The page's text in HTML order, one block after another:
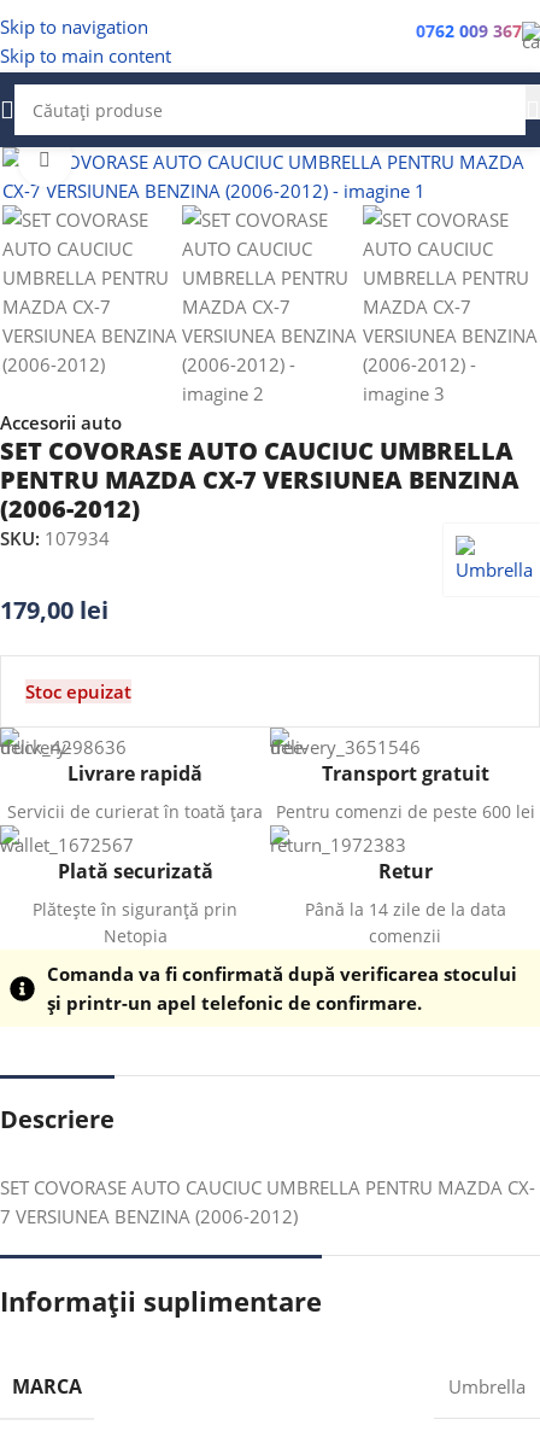
Skip to navigation
Skip to main content
0762 009 367
Faceți clic pentru a mări
Accesorii auto
SET COVORASE AUTO CAUCIUC UMBRELLA
PENTRU MAZDA CX-7 VERSIUNEA BENZINA
(2006-2012)
SKU: 107934
179,00 lei
Stoc epuizat
Livrare rapidă
Servicii de curierat în toată țara
Transport gratuit
Pentru comenzi de peste 600 lei
Plată securizată
Plătește în siguranță prin
Netopia
Retur
Până la 14 zile de la data
comenzii
Comanda va fi confirmată după verificarea stocului
și printr-un apel telefonic de confirmare.
Descriere
SET COVORASE AUTO CAUCIUC UMBRELLA PENTRU MAZDA CX-
7 VERSIUNEA BENZINA (2006-2012)
Informații suplimentare
MARCA Umbrella